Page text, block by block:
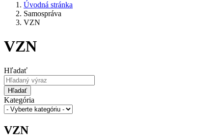
Úvodná stránka
Samospráva
VZN
VZN
Hľadať
Hľadať
Kategória
VZN